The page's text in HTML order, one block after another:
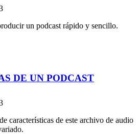
un podcast rápido y sencillo.
DE UN PODCAST
características de este archivo de audio